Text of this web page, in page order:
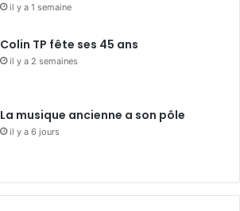
il y a 1 semaine
Colin TP fête ses 45 ans
il y a 2 semaines
La musique ancienne a son pôle
il y a 6 jours